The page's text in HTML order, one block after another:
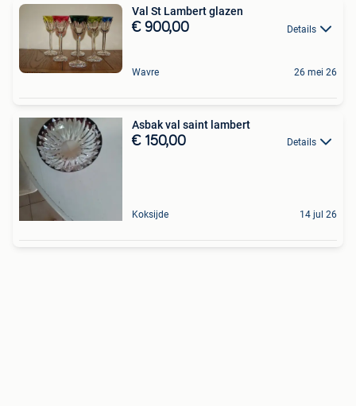
Val St Lambert glazen
€ 900,00 Details
Wavre 26 mei 26
Asbak val saint lambert
€ 150,00 Details
Koksijde 14 jul 26